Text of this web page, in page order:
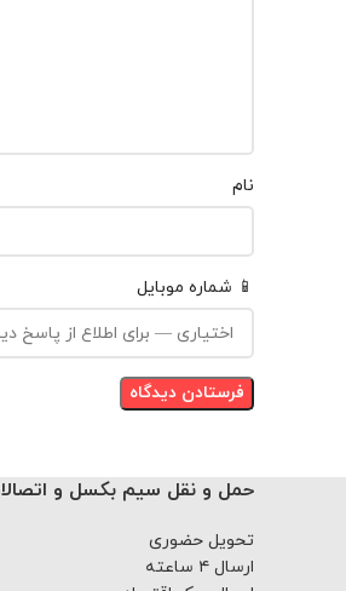
نام
📱 شماره موبایل
حمل و نقل سیم بکسل و
تحویل حضوری
ارسال ۴ ساعته